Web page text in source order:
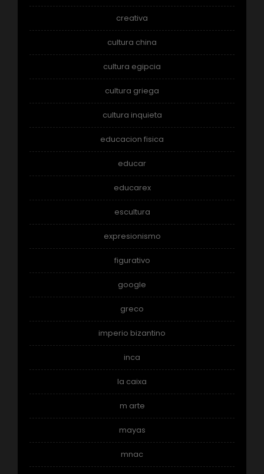
creativa
cultura china
cultura egipcia
cultura griega
cultura inquieta
educacion fisica
educar
educarex
escultura
expresionismo
figurativo
google
greco
imperio bizantino
inca
la caixa
m arte
mayas
mnac